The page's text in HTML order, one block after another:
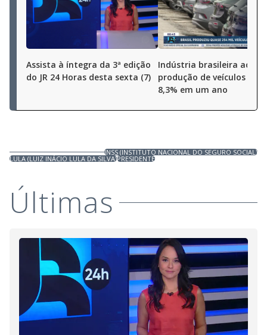
Assista à íntegra da 3ª edição
do JR 24 Horas desta sexta (7)
Indústria brasileira
produção de veículos
8,3% em um ano
INSS (INSTITUTO NACIONAL DO SEGURO SOCIAL)
LULA (LUIZ INÁCIO LULA DA SILVA)PRESIDENTE
Últimas